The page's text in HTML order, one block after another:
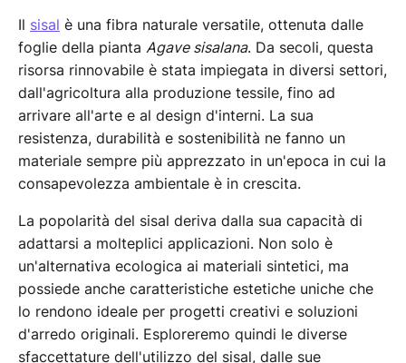
Il sisal è una fibra naturale versatile, ottenuta dalle
foglie della pianta Agave sisalana. Da secoli, questa
risorsa rinnovabile è stata impiegata in diversi settori,
dall'agricoltura alla produzione tessile, fino ad
arrivare all'arte e al design d'interni. La sua
resistenza, durabilità e sostenibilità ne fanno un
materiale sempre più apprezzato in un'epoca in cui la
consapevolezza ambientale è in crescita.
La popolarità del sisal deriva dalla sua capacità di
adattarsi a molteplici applicazioni. Non solo è
un'alternativa ecologica ai materiali sintetici, ma
possiede anche caratteristiche estetiche uniche che
lo rendono ideale per progetti creativi e soluzioni
d'arredo originali. Esploreremo quindi le diverse
sfaccettature dell'utilizzo del sisal, dalle sue